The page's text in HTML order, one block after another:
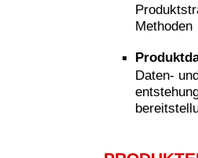
Methoden
Daten-